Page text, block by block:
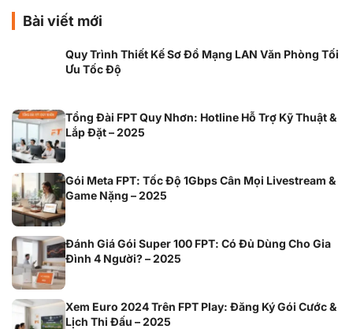
Bài viết mới
Quy Trình Thiết Kế Sơ Đồ Mạng LAN Văn Phòng Tối
Ưu Tốc Độ
Tổng Đài FPT Quy Nhơn: Hotline Hỗ Trợ Kỹ Thuật &
Lắp Đặt – 2025
Gói Meta FPT: Tốc Độ 1Gbps Cân Mọi Livestream &
Game Nặng – 2025
Đánh Giá Gói Super 100 FPT: Có Đủ Dùng Cho Gia
Đình 4 Người? – 2025
Xem Euro 2024 Trên FPT Play: Đăng Ký Gói Cước &
Lịch Thi Đấu – 2025